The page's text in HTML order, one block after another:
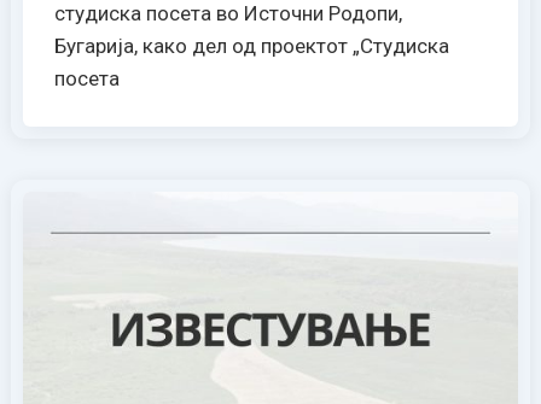
студиска посета во Источни Родопи,
Бугарија, како дел од проектот „Студиска
посета